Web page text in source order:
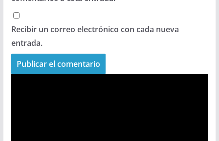
Recibir un correo electrónico con cada nueva
entrada.